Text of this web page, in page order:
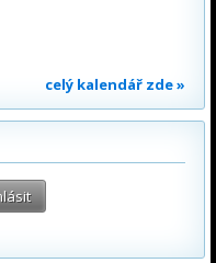
celý kalendář zde »